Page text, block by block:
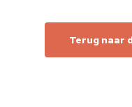
Terug naar